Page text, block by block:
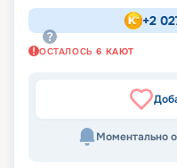
+2
ОСТАЛОСЬ 6 КАЮТ
Моментально